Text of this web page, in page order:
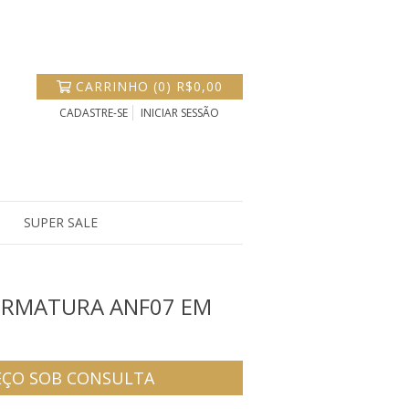
CARRINHO (0) R$0,00
CADASTRE-SE INICIAR SESSÃO
SUPER SALE
ANF07 EM